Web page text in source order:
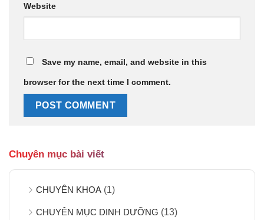
Website
Save my name, email, and website in this
browser for the next time I comment.
Chuyên mục bài viết
CHUYÊN KHOA (1)
CHUYÊN MỤC DINH DƯỠNG (13)